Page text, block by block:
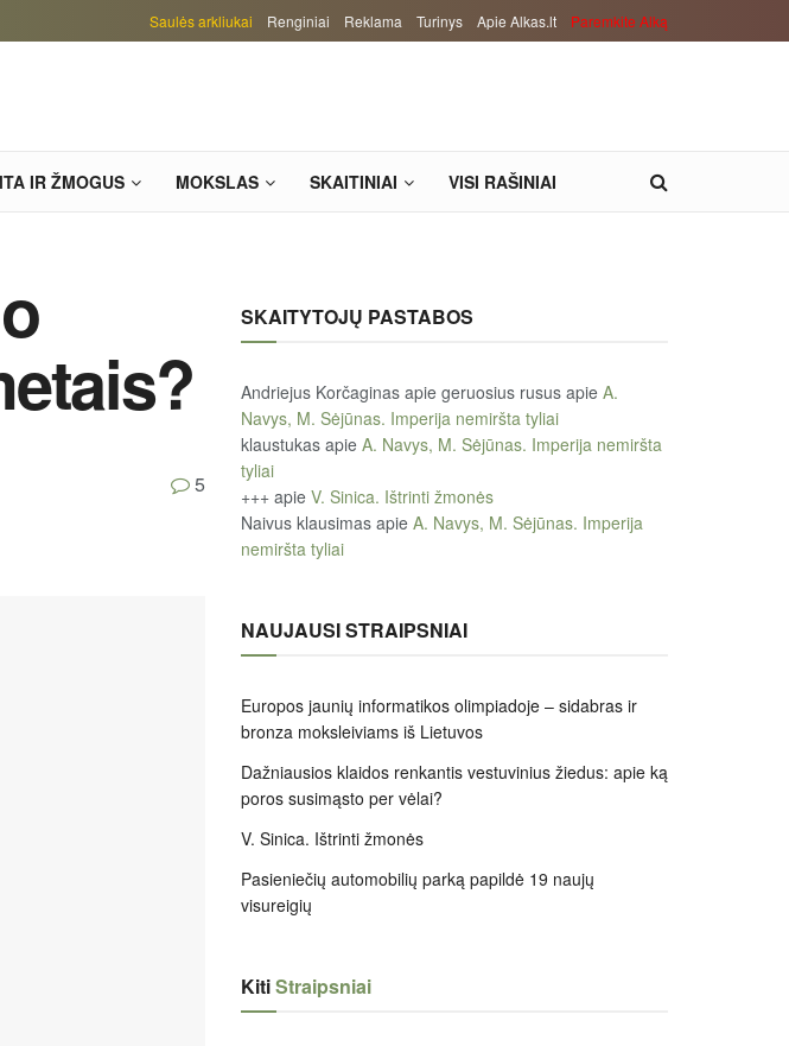
Saulės arkliukai Renginiai Reklama Turinys Apie Alkas.lt Paremkite Alką
IR ŽMOGUS MOKSLAS SKAITINIAI VISI RAŠINIAI
5
SKAITYTOJŲ PASTABOS
Andriejus Korčaginas apie geruosius rusus apie A.
Navys, M. Sėjūnas. Imperija nemiršta tyliai
klaustukas apie A. Navys, M. Sėjūnas. Imperija nemiršta
tyliai
+++ apie V. Sinica. Ištrinti žmonės
Naivus klausimas apie A. Navys, M. Sėjūnas. Imperija
nemiršta tyliai
NAUJAUSI STRAIPSNIAI
Europos jaunių informatikos olimpiadoje – sidabras ir
bronza moksleiviams iš Lietuvos
Dažniausios klaidos renkantis vestuvinius žiedus: apie ką
poros susimąsto per vėlai?
V. Sinica. Ištrinti žmonės
Pasieniečių automobilių parką papildė 19 naujų
visureigių
KitiStraipsniai